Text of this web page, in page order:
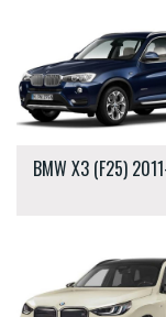
BMW X3 (F25)